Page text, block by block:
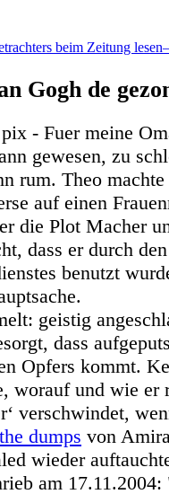
beim Zeitung
Gogh de
- Fuer meine
gewesen, zu
rum. Theo
auf einen
die Plot Macher
dass er durch
benutzt
geistig
dass
Opfers kommt.
worauf und wie er
verschwindet,
dumps von
wieder
am